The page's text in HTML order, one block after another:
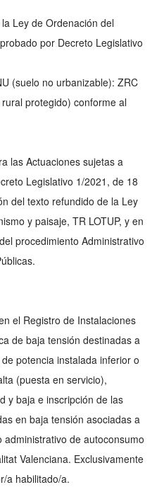
Ley de Ordenación del
por Decreto Legislativo
(suelo no urbanizable): ZRC
protegido) conforme al
las Actuaciones sujetas a
Legislativo 1/2021, de 18
del texto refundido de la Ley
y paisaje, TR LOTUP, y en
procedimiento Administrativo
el Registro de Instalaciones
de baja tensión destinadas a
potencia instalada inferior o
(puesta en servicio),
y baja e inscripción de las
en baja tensión asociadas a
de autoconsumo
Valenciana. Exclusivamente
a habilitado/a.